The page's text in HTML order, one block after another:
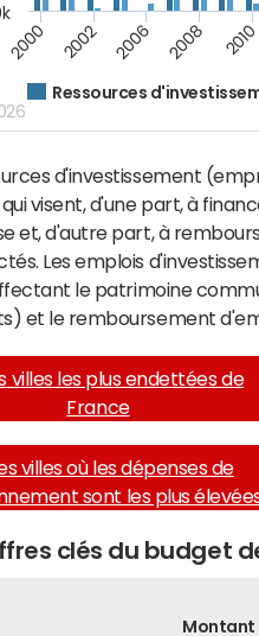
Ressources
2000 2002 2006 2008 2010
d'investissement
visent, d'une part, à
et, d'autre part, à
Les emplois
le patrimoine
et le remboursement
villes les plus endettées de
France
villes où les dépenses de
sont les plus
clés du budget
Montant